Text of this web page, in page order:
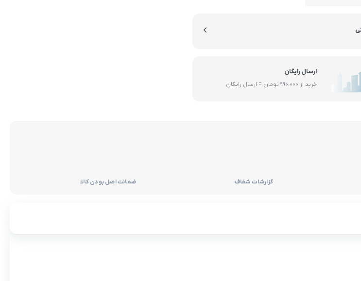
ارسال رایگان
خرید از 990.000 تومان = ارسال رایگان
گزارشات شفاف ضمانت اصل بودن کالا